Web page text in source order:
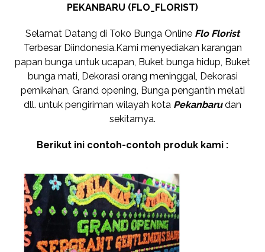
PEKANBARU (FLO_FLORIST)
Selamat Datang di Toko Bunga Online Flo Florist
Terbesar Diindonesia.Kami menyediakan karangan
papan bunga untuk ucapan, Buket bunga hidup, Buket
bunga mati, Dekorasi orang meninggal, Dekorasi
pernikahan, Grand opening, Bunga pengantin melati
dll. untuk pengiriman wilayah kota Pekanbarudan
sekitarnya.
Berikut ini contoh-contoh produk kami :